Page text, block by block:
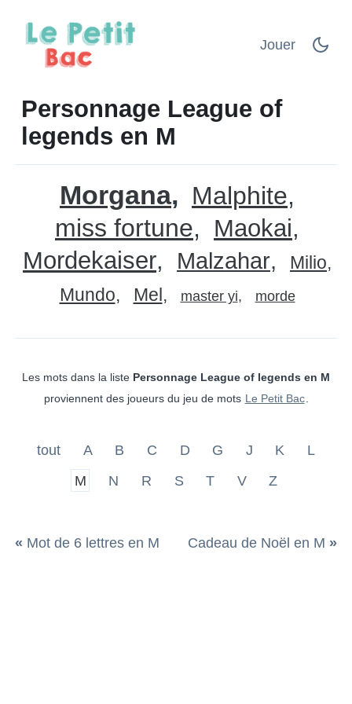
Jouer
Personnage League of
legends en M
Morgana
Malphite
miss fortune
Maokai
Mordekaiser
Malzahar
Milio
Mundo
Mel master yi morde
Les mots dans la liste Personnage League of legends en M
proviennent des joueurs du jeu de mots Le Petit Bac
tout A B C D G J K
L
M
N R S T V Z
« Mot de 6 lettres en M Cadeau de Noël en M »